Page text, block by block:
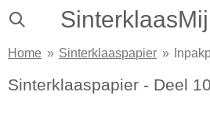
Ga
naar
hoofdinhoud
Home » Sinterklaaspapier »
Sinterklaaspapier - Deel 10